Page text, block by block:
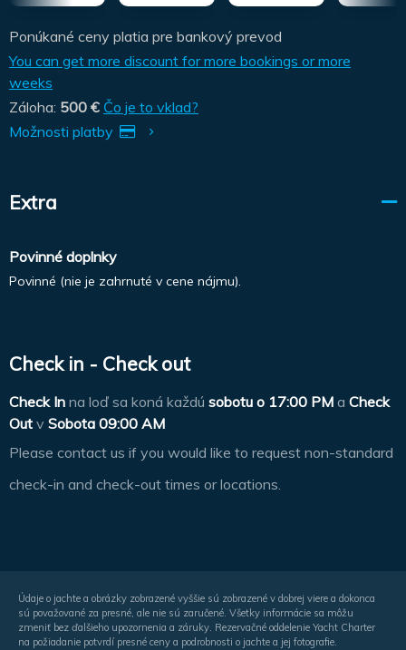
Ponúkané ceny platia pre bankový prevod
You can get more discount for more bookings or more
weeks
Záloha: 500 € Čo je to vklad?
Možnosti platby
Extra
Povinné doplnky
Povinné (nie je zahrnuté v cene nájmu).
Check in - Check out
Check In na loď sa koná každú sobotu o 17:00 PM a Check
Out v Sobota 09:00 AM
Please contact us if you would like to request non-standard
check-in and check-out times or locations.
Údaje o jachte a obrázky zobrazené vyššie sú zobrazené v dobrej viere a dokonca
sú považované za presné, ale nie sú zaručené. Všetky informácie sa môžu
zmeniť bez ďalšieho upozornenia a záruky. Rezervačné oddelenie Yacht Charter
na požiadanie potvrdí presné ceny a podrobnosti o jachte a jej fotografie.